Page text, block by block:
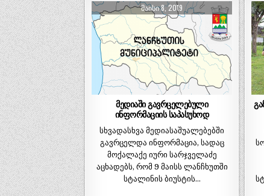
ᲛᲐᲘᲡᲘ 8, 2019
მედიაში გავრცელებული
ინფორმაციის საპასუხოდ
სხვადასხვა მედიასაშუალებებში
გავრცელდა ინფორმაცია, სადაც
მოქალაქე იური სარჯველაძე
აცხადებს, რომ 9 მაისს ლანჩხუთში
სტალინის ბიუსტის…